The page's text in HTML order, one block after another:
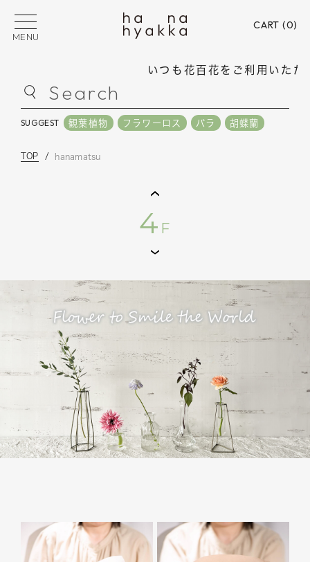
観葉植物 フラワーロス バラ 胡蝶蘭
PICK UP CATEGORY
花束
プリザーブドフラワー
贈る用途から選ぶ
花の色から選ぶ
花の種類から選ぶ
カテゴリー 一覧を見る
CLOSE
MENU
CART (0)
いつも花百花をご利用いただ
Search
SUGGEST 観葉植物 フラワーロス バラ 胡蝶蘭
TOP hanamatsu
4 F
hanamatsu
4F
CLOSE